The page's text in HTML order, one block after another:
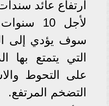
ارتفاع عائد
سوف يؤدي إلى
التي يتمتع بها
على التحوط
التضخم المرتفع.